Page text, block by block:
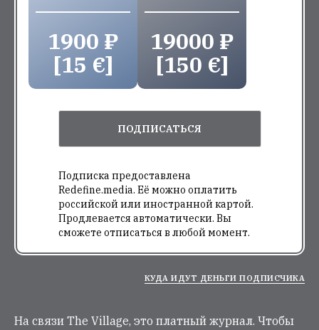
1900 ₽
[15 €]
19000 ₽
[150 €]
ПОДПИСАТЬСЯ
Подписка предоставлена
Redefine.media. Её можно оплатить
российской или иностранной картой.
Продлевается автоматически. Вы
сможете отписаться в любой момент.
КУДА ИДУТ ДЕНЬГИ ПОДПИСЧИКА
На связи The Village, это платный журнал. Чтобы